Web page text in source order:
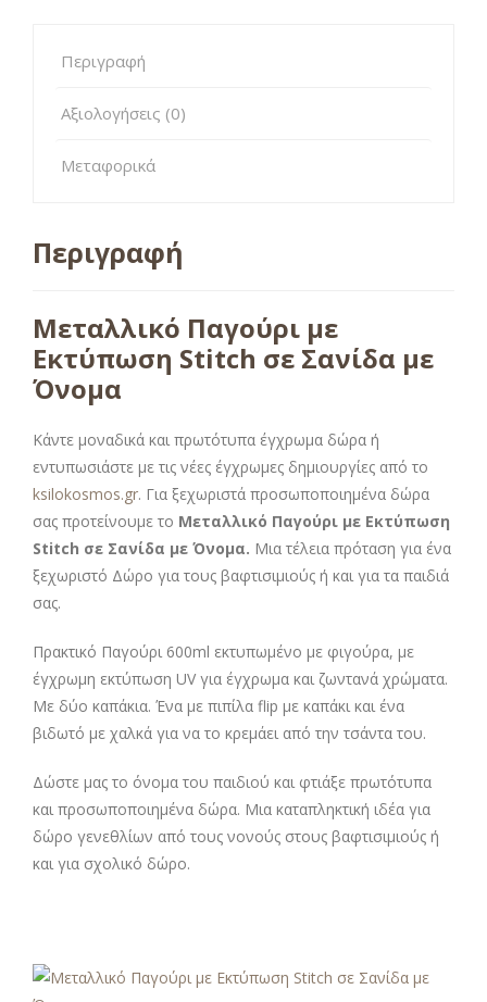
Περιγραφή
Αξιολογήσεις (0)
Μεταφορικά
Περιγραφή
Μεταλλικό Παγούρι με
Εκτύπωση Stitch σε Σανίδα με
Όνομα
Κάντε μοναδικά και πρωτότυπα έγχρωμα δώρα ή
εντυπωσιάστε με τις νέες έγχρωμες δημιουργίες από το
ksilokosmos.gr. Για ξεχωριστά προσωποποιημένα δώρα
σας προτείνουμε το Μεταλλικό Παγούρι με Εκτύπωση
Stitch σε Σανίδα με Όνομα. Μια τέλεια πρόταση για ένα
ξεχωριστό Δώρο για τους βαφτισιμιούς ή και για τα παιδιά
σας.
Πρακτικό Παγούρι 600ml εκτυπωμένο με φιγούρα, με
έγχρωμη εκτύπωση UV για έγχρωμα και ζωντανά χρώματα.
Με δύο καπάκια. Ένα με πιπίλα flip με καπάκι και ένα
βιδωτό με χαλκά για να το κρεμάει από την τσάντα του.
Δώστε μας το όνομα του παιδιού και φτιάξε πρωτότυπα
και προσωποποιημένα δώρα. Μια καταπληκτική ιδέα για
δώρο γενεθλίων από τους νονούς στους βαφτισιμιούς ή
και για σχολικό δώρο.